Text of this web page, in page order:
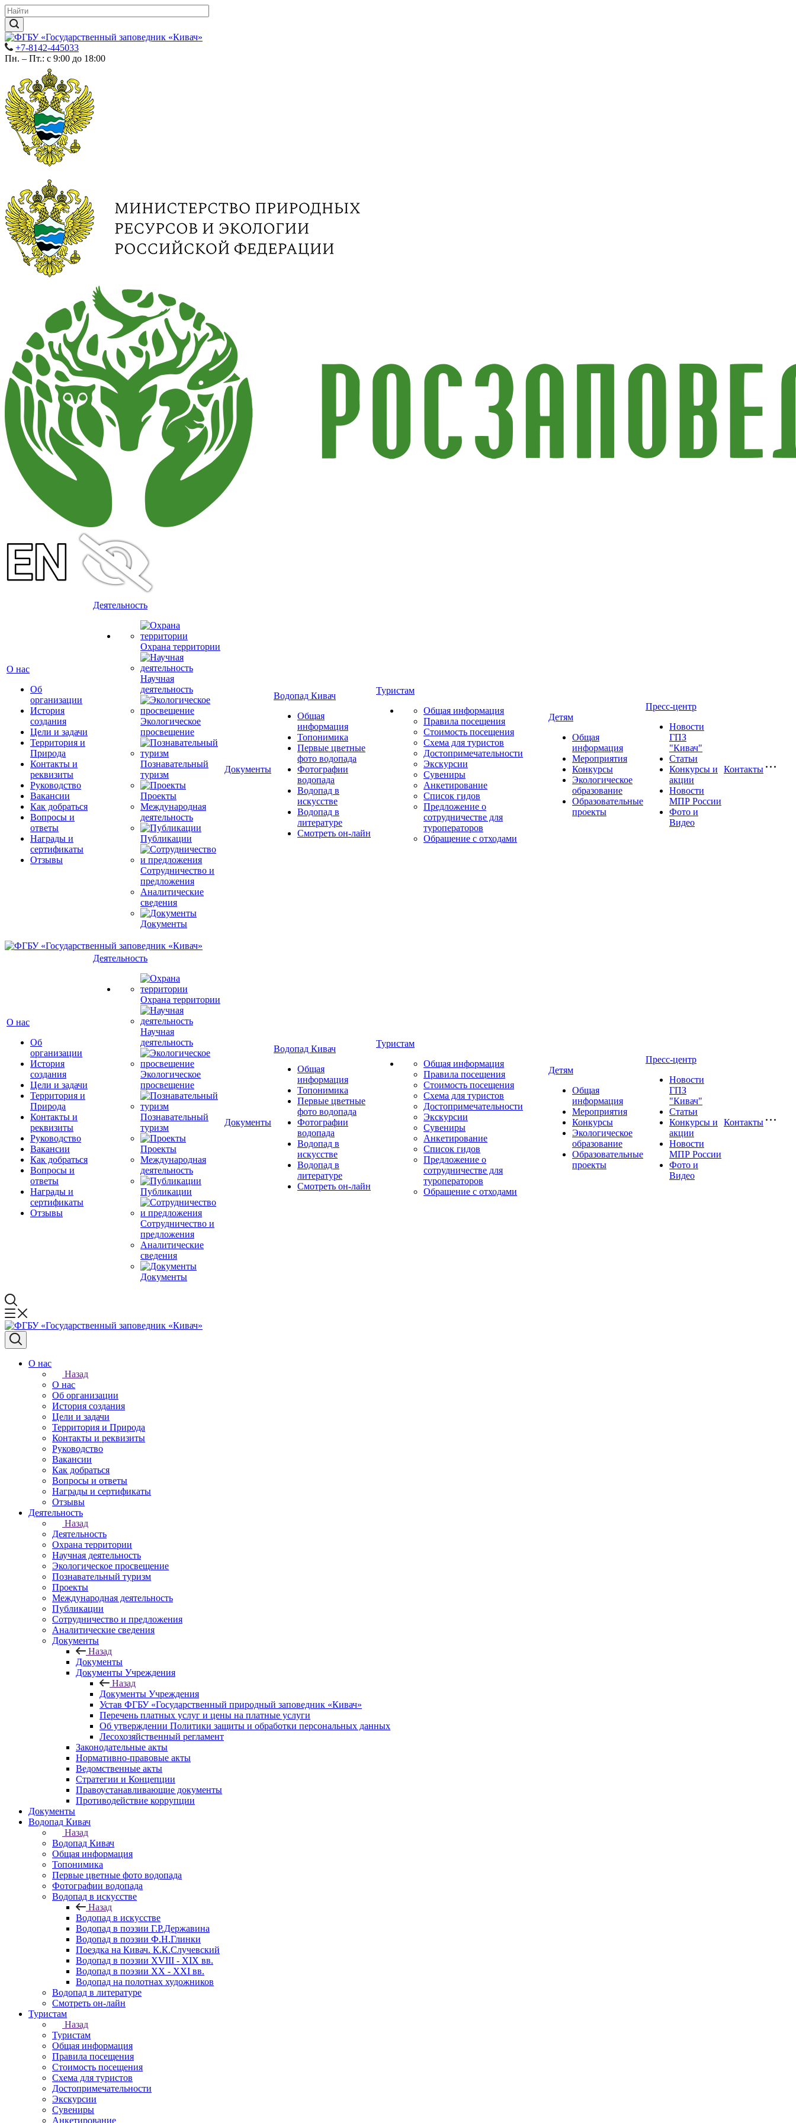
+7-8142-445033
Пн. – Пт.: с 9:00 до 18:00
О нас
Об
организации
История
создания
Цели и задачи
Территория и
Природа
Контакты и
реквизиты
Руководство
Вакансии
Как добраться
Вопросы и
ответы
Награды и
сертификаты
Отзывы
Деятельность
Охрана территории
Научная
деятельность
Экологическое
просвещение
Познавательный
туризм
Проекты
Международная
деятельность
Публикации
Сотрудничество и
предложения
Аналитические
сведения
Документы
Документы
Водопад Кивач
Общая
информация
Топонимика
Первые цветные
фото водопада
Фотографии
водопада
Водопад в
искусстве
Водопад в
литературе
Смотреть он-лайн
Туристам
Общая информация
Правила посещения
Стоимость посещения
Схема для туристов
Достопримечательности
Экскурсии
Сувениры
Анкетирование
Список гидов
Предложение о
сотрудничестве для
туроператоров
Обращение с отходами
Детям
Общая
информация
Мероприятия
Конкурсы
Экологическое
образование
Образовательные
проекты
Пресс-центр
Новости
ГПЗ
"Кивач"
Статьи
Конкурсы и
акции
Новости
МПР России
Фото и
Видео
Контакты
О нас
Об
организации
История
создания
Цели и задачи
Территория и
Природа
Контакты и
реквизиты
Руководство
Вакансии
Как добраться
Вопросы и
ответы
Награды и
сертификаты
Отзывы
Деятельность
Охрана территории
Научная
деятельность
Экологическое
просвещение
Познавательный
туризм
Проекты
Международная
деятельность
Публикации
Сотрудничество и
предложения
Аналитические
сведения
Документы
Документы
Водопад Кивач
Общая
информация
Топонимика
Первые цветные
фото водопада
Фотографии
водопада
Водопад в
искусстве
Водопад в
литературе
Смотреть он-лайн
Туристам
Общая информация
Правила посещения
Стоимость посещения
Схема для туристов
Достопримечательности
Экскурсии
Сувениры
Анкетирование
Список гидов
Предложение о
сотрудничестве для
туроператоров
Обращение с отходами
Детям
Общая
информация
Мероприятия
Конкурсы
Экологическое
образование
Образовательные
проекты
Пресс-центр
Новости
ГПЗ
"Кивач"
Статьи
Конкурсы и
акции
Новости
МПР России
Фото и
Видео
Контакты
О нас
Назад
О нас
Об организации
История создания
Цели и задачи
Территория и Природа
Контакты и реквизиты
Руководство
Вакансии
Как добраться
Вопросы и ответы
Награды и сертификаты
Отзывы
Деятельность
Назад
Деятельность
Охрана территории
Научная деятельность
Экологическое просвещение
Познавательный туризм
Проекты
Международная деятельность
Публикации
Сотрудничество и предложения
Аналитические сведения
Документы
Назад
Документы
Документы Учреждения
Назад
Документы Учреждения
Устав ФГБУ «Государственный природный заповедник «Кивач»
Перечень платных услуг и цены на платные услуги
Об утверждении Политики защиты и обработки персональных данных
Лесохозяйственный регламент
Законодательные акты
Нормативно-правовые акты
Ведомственные акты
Стратегии и Концепции
Правоустанавливающие документы
Противодействие коррупции
Документы
Водопад Кивач
Назад
Водопад Кивач
Общая информация
Топонимика
Первые цветные фото водопада
Фотографии водопада
Водопад в искусстве
Назад
Водопад в искусстве
Водопад в поэзии Г.Р.Державина
Водопад в поэзии Ф.Н.Глинки
Поездка на Кивач. К.К.Случевский
Водопад в поэзии XVIII - XIX вв.
Водопад в поэзии XX - XXI вв.
Водопад на полотнах художников
Водопад в литературе
Смотреть он-лайн
Туристам
Назад
Туристам
Общая информация
Правила посещения
Стоимость посещения
Схема для туристов
Достопримечательности
Экскурсии
Сувениры
Анкетирование